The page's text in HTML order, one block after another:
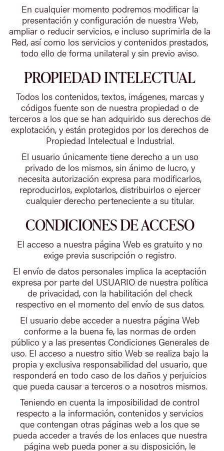
En cualquier momento podremos modificar la
presentación y configuración de nuestra Web,
ampliar o reducir servicios, e incluso suprimirla de la
Red, así como los servicios y contenidos prestados,
todo ello de forma unilateral y sin previo aviso.
PROPIEDAD INTELECTUAL
Todos los contenidos, textos, imágenes, marcas y
códigos fuente son de nuestra propiedad o de
terceros a los que se han adquirido sus derechos de
explotación, y están protegidos por los derechos de
Propiedad Intelectual e Industrial.
El usuario únicamente tiene derecho a un uso
privado de los mismos, sin ánimo de lucro, y
necesita autorización expresa para modificarlos,
reproducirlos, explotarlos, distribuirlos o ejercer
cualquier derecho perteneciente a su titular.
CONDICIONES DE ACCESO
El acceso a nuestra página Web es gratuito y no
exige previa suscripción o registro.
El envío de datos personales implica la aceptación
expresa por parte del USUARIO de nuestra política
de privacidad, con la habilitación del check
respectivo en el momento del envío de sus datos.
El usuario debe acceder a nuestra página Web
conforme a la buena fe, las normas de orden
público y a las presentes Condiciones Generales de
uso. El acceso a nuestro sitio Web se realiza bajo la
propia y exclusiva responsabilidad del usuario, que
responderá en todo caso de los daños y perjuicios
que pueda causar a terceros o a nosotros mismos.
Teniendo en cuenta la imposibilidad de control
respecto a la información, contenidos y servicios
que contengan otras páginas web a los que se
pueda acceder a través de los enlaces que nuestra
página web pueda poner a su disposición, le